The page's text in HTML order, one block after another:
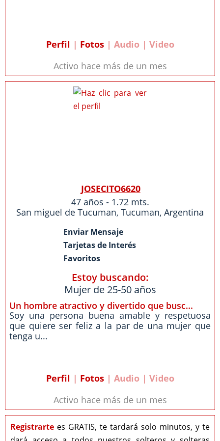
Perfil | Fotos| Audio | Video
Activo hace más de un mes
JOSECITO6620
47 años - 1.72 mts.
San miguel de Tucuman, Tucuman, Argentina
Enviar Mensaje
Tarjetas de Interés
Favoritos
Estoy buscando:
Mujer de 25-50 años
Un hombre atractivo y divertido que busc...
Soy una persona buena amable y respetuosa
que quiere ser feliz a la par de una mujer que
tenga u...
Perfil | Fotos| Audio | Video
Activo hace más de un mes
Registrarte es GRATIS, te tardará solo minutos, y te